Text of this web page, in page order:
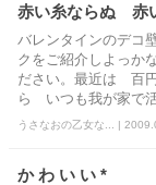
赤い糸ならぬ 赤
バレンタインのデコ
クをご紹介しよっか
ださい。最近は 百
ら いつも我が家で活
うさなおの乙女な... |
か わ い い *